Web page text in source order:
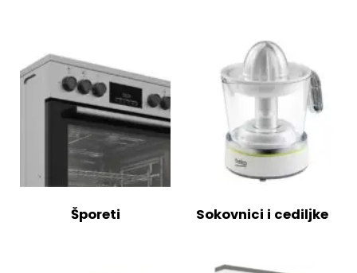
Šporeti Sokovnici i cediljke